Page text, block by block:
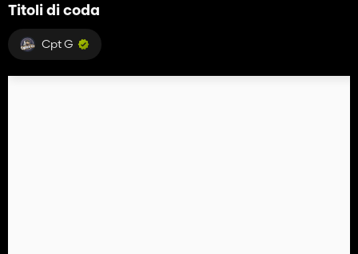
Titoli di coda
Cpt G